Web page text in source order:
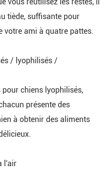
tiède, suffisante pour
votre ami à quatre pattes.
/ lyophilisés /
chiens lyophilisés,
présente des
à obtenir des aliments
l'air